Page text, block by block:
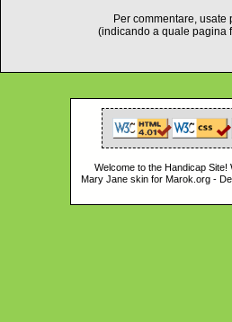
Per commentare, usate
(indicando a quale pagina
Welcome to the Handicap Site!
Mary Jane skin for Marok.org -